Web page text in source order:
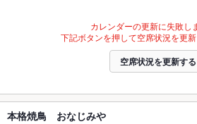
カレンダーの更新に失敗し
下記ボタンを押して空席状況を更新
空席状況を更新する
本格焼鳥 おなじみや